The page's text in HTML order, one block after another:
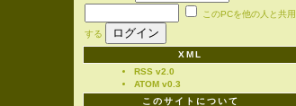
このPCを他の人と共用
する
XML
RSS v2.0
ATOM v0.3
このサイトについて